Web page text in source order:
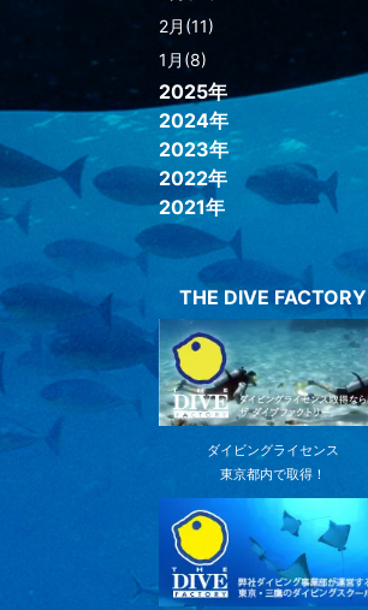
2月(11)
1月(8)
2025年
2024年
2023年
2022年
2021年
THE DIVE FACTORY
ダイビングライセンス
東京都内で取得！